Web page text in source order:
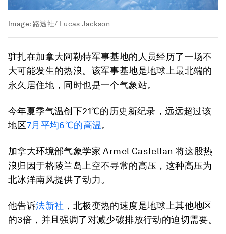
Image: 路透社/ Lucas Jackson
驻扎在加拿大阿勒特军事基地的人员经历了一场不
大可能发生的热浪。该军事基地是地球上最北端的
永久居住地，同时也是一个气象站。
今年夏季气温创下21℃的历史新纪录，远远超过该
地区7月平均6℃的高温。
加拿大环境部气象学家 Armel Castellan 将这股热
浪归因于格陵兰岛上空不寻常的高压，这种高压为
北冰洋南风提供了动力。
他告诉法新社 ，北极变热的速度是地球上其他地区
的3倍，并且强调了对减少碳排放行动的迫切需要。